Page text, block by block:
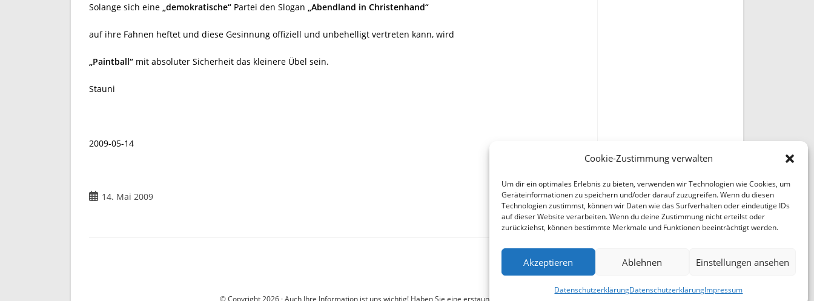
Cookie-Zustimmung verwalten
Um dir ein optimales Erlebnis zu bieten, verwenden wir Technologien wie Cookies, um
Geräteinformationen zu speichern und/oder darauf zuzugreifen. Wenn du diesen
Technologien zustimmst, können wir Daten wie das Surfverhalten oder eindeutige IDs
auf dieser Website verarbeiten. Wenn du deine Zustimmung nicht erteilst oder
zurückziehst, können bestimmte Merkmale und Funktionen beeinträchtigt werden.
Akzeptieren Ablehnen Einstellungen ansehen
DatenschutzerklärungDatenschutzerklärungImpressum
Solange sich eine „demokratische“ Partei den Slogan „Abendland in Christenhand“
auf ihre Fahnen heftet und diese Gesinnung offiziell und unbehelligt vertreten kann, wird
„Paintball“ mit absoluter Sicherheit das kleinere Übel sein.
Stauni
2009-05-14
Beitrag14. Mai 2009
© Copyright 2026 · Auch Ihre Information ist uns wichtig! Haben Sie eine erstaunliche Story: Mailen Sie uns Bitte